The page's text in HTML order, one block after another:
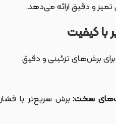
و دقیق ارائه می‌دهد.
با کیفیت
برش‌های تزئینی و دقیق
سخت: برش سریع‌تر با فشار